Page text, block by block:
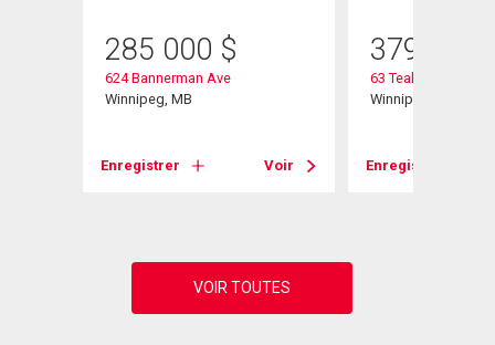
285 000 $
624 Bannerman Ave
Winnipeg, MB
Enregistrer Voir
379 900
63 Teakwood Ave
Winnipeg, MB
Enregistrer